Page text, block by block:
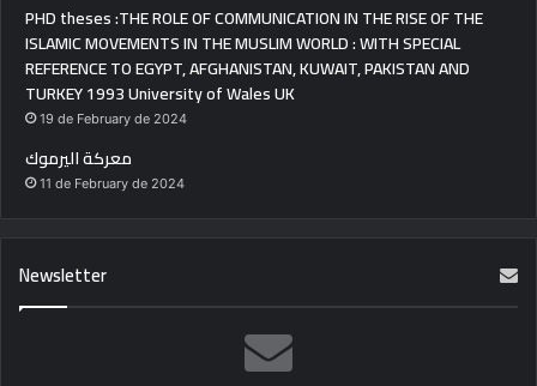
PHD theses :THE ROLE OF COMMUNICATION IN THE RISE OF THE
ISLAMIC MOVEMENTS IN THE MUSLIM WORLD : WITH SPECIAL
REFERENCE TO EGYPT, AFGHANISTAN, KUWAIT, PAKISTAN AND
TURKEY 1993 University of Wales UK
19 de February de 2024
معركة اليرموك
11 de February de 2024
Newsletter